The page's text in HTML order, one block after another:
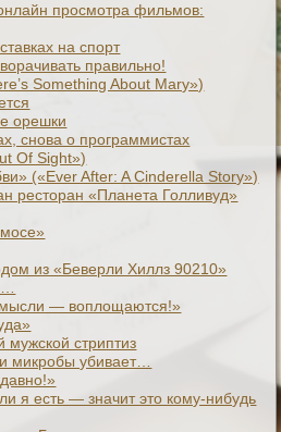
просмотра фильмов:
на спорт
правильно!
Something About Mary»)
орешки
снова о программистах
Of Sight»)
(«Ever After: A Cinderеlla Story»)
ресторан «Планета Голливуд»
из «Беверли Хиллз 90210»
— воплощаются!»
стриптиз
микробы убивает…
я есть — значит это кому-нибудь